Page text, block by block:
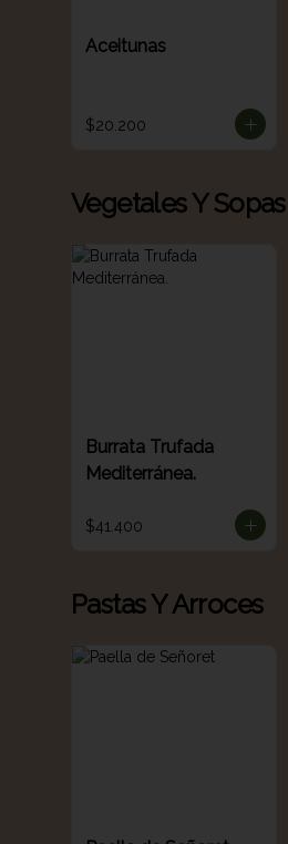
Aceitunas
$20.200
Vegetales Y Sopas
Burrata Trufada
Mediterránea.
$41.400
Pastas Y Arroces